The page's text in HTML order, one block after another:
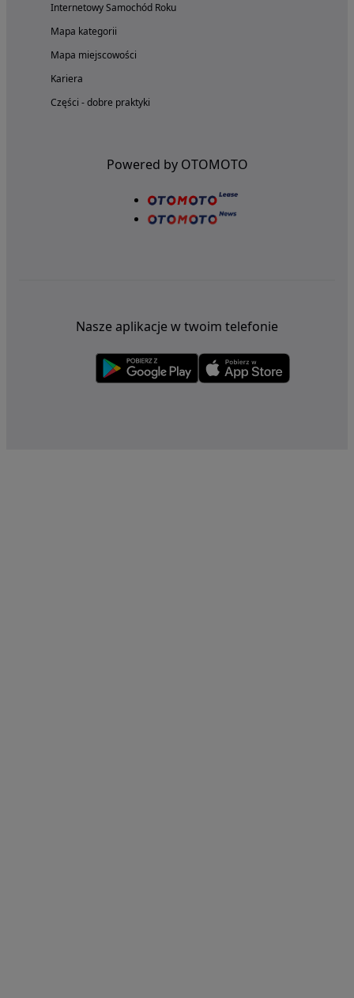
Internetowy Samochód Roku
Mapa kategorii
Mapa miejscowości
Kariera
Części - dobre praktyki
Powered by OTOMOTO
Nasze aplikacje w twoim telefonie